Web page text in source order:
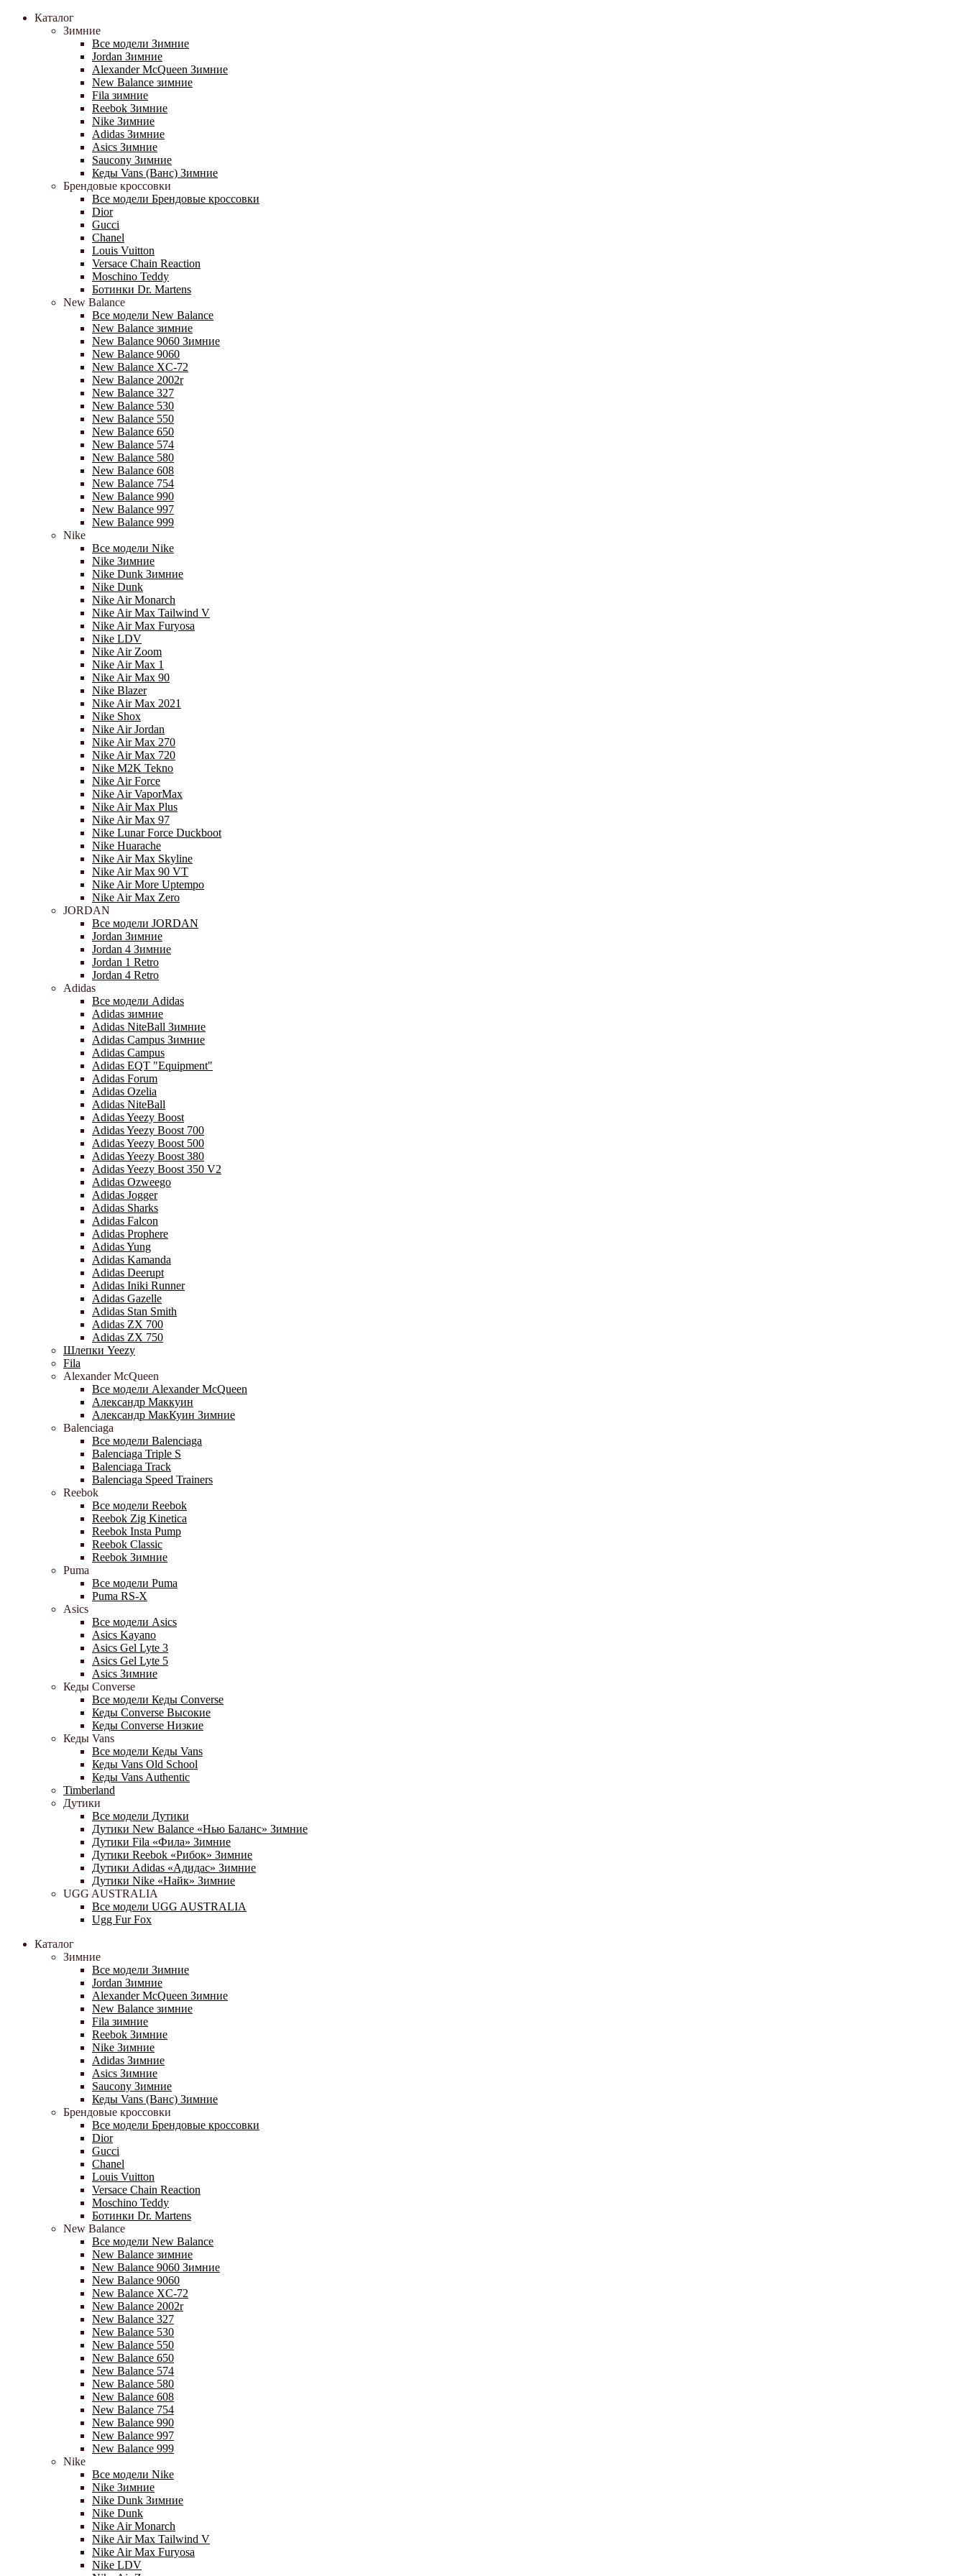
Каталог
Зимние
Все модели Зимние
Jordan Зимние
Alexander McQueen Зимние
New Balance зимние
Fila зимние
Reebok Зимние
Nike Зимние
Adidas Зимние
Asics Зимние
Saucony Зимние
Кеды Vans (Ванс) Зимние
Брендовые кроссовки
Все модели Брендовые кроссовки
Dior
Gucci
Chanel
Louis Vuitton
Versace Chain Reaction
Moschino Teddy
Ботинки Dr. Martens
New Balance
Все модели New Balance
New Balance зимние
New Balance 9060 Зимние
New Balance 9060
New Balance XC-72
New Balance 2002r
New Balance 327
New Balance 530
New Balance 550
New Balance 650
New Balance 574
New Balance 580
New Balance 608
New Balance 754
New Balance 990
New Balance 997
New Balance 999
Nike
Все модели Nike
Nike Зимние
Nike Dunk Зимние
Nike Dunk
Nike Air Monarch
Nike Air Max Tailwind V
Nike Air Max Furyosa
Nike LDV
Nike Air Zoom
Nike Air Max 1
Nike Air Max 90
Nike Blazer
Nike Air Max 2021
Nike Shox
Nike Air Jordan
Nike Air Max 270
Nike Air Max 720
Nike M2K Tekno
Nike Air Force
Nike Air VaporMax
Nike Air Max Plus
Nike Air Max 97
Nike Lunar Force Duckboot
Nike Huarache
Nike Air Max Skyline
Nike Air Max 90 VT
Nike Air More Uptempo
Nike Air Max Zero
JORDAN
Все модели JORDAN
Jordan Зимние
Jordan 4 Зимние
Jordan 1 Retro
Jordan 4 Retro
Adidas
Все модели Adidas
Adidas зимние
Adidas NiteBall Зимние
Adidas Campus Зимние
Adidas Campus
Adidas EQT "Equipment"
Adidas Forum
Adidas Ozelia
Adidas NiteBall
Adidas Yeezy Boost
Adidas Yeezy Boost 700
Adidas Yeezy Boost 500
Adidas Yeezy Boost 380
Adidas Yeezy Boost 350 V2
Adidas Ozweego
Adidas Jogger
Adidas Sharks
Adidas Falcon
Adidas Prophere
Adidas Yung
Adidas Kamanda
Adidas Deerupt
Adidas Iniki Runner
Adidas Gazelle
Adidas Stan Smith
Adidas ZX 700
Adidas ZX 750
Шлепки Yeezy
Fila
Alexander McQueen
Все модели Alexander McQueen
Александр Маккуин
Александр МакКуин Зимние
Balenciaga
Все модели Balenciaga
Balenciaga Triple S
Balenciaga Track
Balenciaga Speed Trainers
Reebok
Все модели Reebok
Reebok Zig Kinetica
Reebok Insta Pump
Reebok Classic
Reebok Зимние
Puma
Все модели Puma
Puma RS-X
Asics
Все модели Asics
Asics Kayano
Asics Gel Lyte 3
Asics Gel Lyte 5
Asics Зимние
Кеды Converse
Все модели Кеды Converse
Кеды Converse Высокие
Кеды Converse Низкие
Кеды Vans
Все модели Кеды Vans
Кеды Vans Old School
Кеды Vans Authentic
Timberland
Дутики
Все модели Дутики
Дутики New Balance «Нью Баланс» Зимние
Дутики Fila «Фила» Зимние
Дутики Reebok «Рибок» Зимние
Дутики Adidas «Адидас» Зимние
Дутики Nike «Найк» Зимние
UGG AUSTRALIA
Все модели UGG AUSTRALIA
Ugg Fur Fox
Каталог
Зимние
Все модели Зимние
Jordan Зимние
Alexander McQueen Зимние
New Balance зимние
Fila зимние
Reebok Зимние
Nike Зимние
Adidas Зимние
Asics Зимние
Saucony Зимние
Кеды Vans (Ванс) Зимние
Брендовые кроссовки
Все модели Брендовые кроссовки
Dior
Gucci
Chanel
Louis Vuitton
Versace Chain Reaction
Moschino Teddy
Ботинки Dr. Martens
New Balance
Все модели New Balance
New Balance зимние
New Balance 9060 Зимние
New Balance 9060
New Balance XC-72
New Balance 2002r
New Balance 327
New Balance 530
New Balance 550
New Balance 650
New Balance 574
New Balance 580
New Balance 608
New Balance 754
New Balance 990
New Balance 997
New Balance 999
Nike
Все модели Nike
Nike Зимние
Nike Dunk Зимние
Nike Dunk
Nike Air Monarch
Nike Air Max Tailwind V
Nike Air Max Furyosa
Nike LDV